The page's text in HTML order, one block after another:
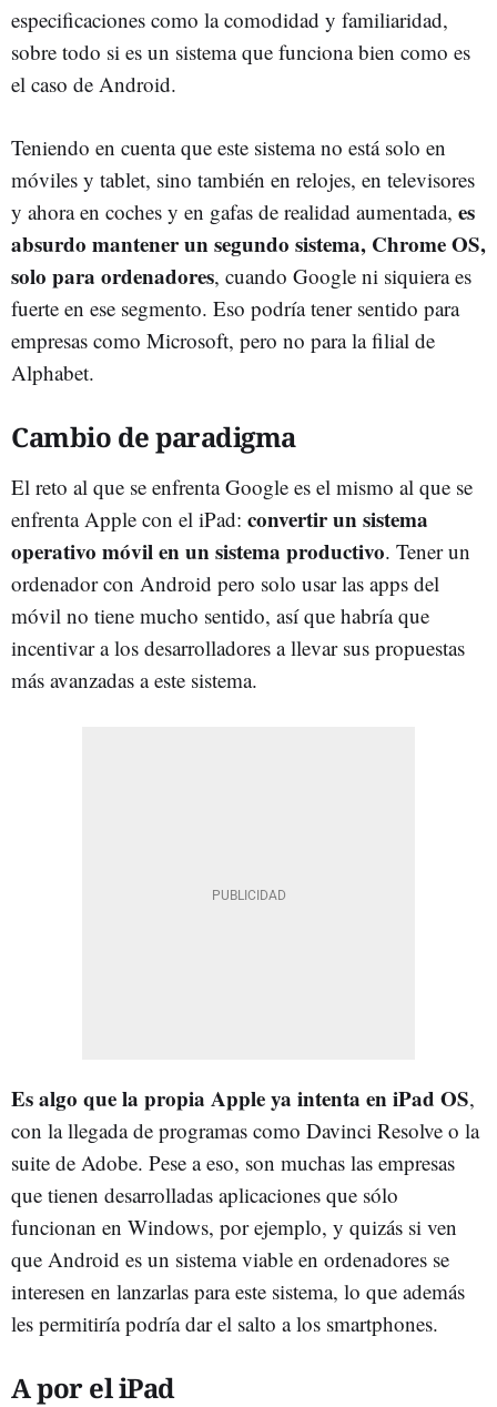
especificaciones como la comodidad y familiaridad,
sobre todo si es un sistema que funciona bien como es
el caso de Android.
Teniendo en cuenta que este sistema no está solo en
móviles y tablet, sino también en relojes, en televisores
y ahora en coches y en gafas de realidad aumentada, es
absurdo mantener un segundo sistema, Chrome OS,
solo para ordenadores, cuando Google ni siquiera es
fuerte en ese segmento. Eso podría tener sentido para
empresas como Microsoft, pero no para la filial de
Alphabet.
Cambio de paradigma
El reto al que se enfrenta Google es el mismo al que se
enfrenta Apple con el iPad: convertir un sistema
operativo móvil en un sistema productivo. Tener un
ordenador con Android pero solo usar las apps del
móvil no tiene mucho sentido, así que habría que
incentivar a los desarrolladores a llevar sus propuestas
más avanzadas a este sistema.
Es algo que la propia Apple ya intenta en iPad OS,
con la llegada de programas como Davinci Resolve o la
suite de Adobe. Pese a eso, son muchas las empresas
que tienen desarrolladas aplicaciones que sólo
funcionan en Windows, por ejemplo, y quizás si ven
que Android es un sistema viable en ordenadores se
interesen en lanzarlas para este sistema, lo que además
les permitiría podría dar el salto a los smartphones.
A por el iPad